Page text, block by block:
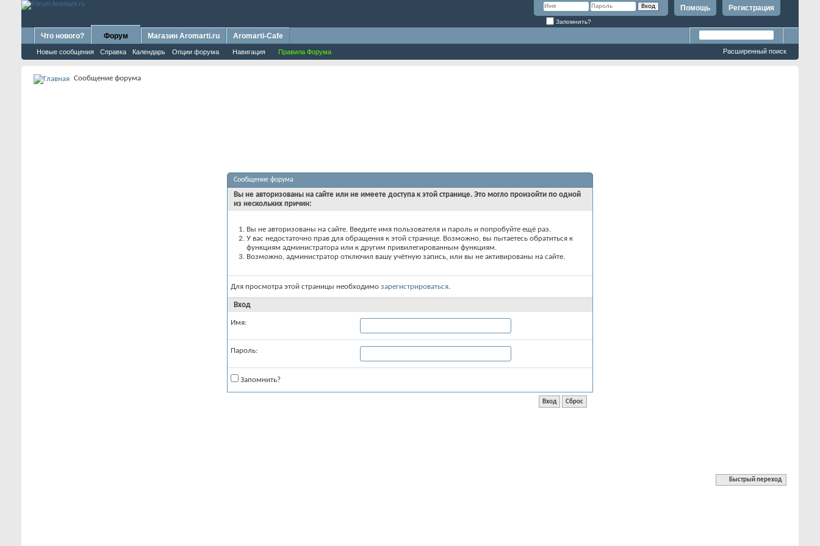
Регистрация
Помощь
Запомнить?
Что нового? Форум
Новые сообщения Справка Календарь Опции форума Навигация Правила Форума
Магазин Aromarti.ru Aromarti-Cafe
Расширенный поиск
Сообщение форума
Сообщение форума
Вы не авторизованы на сайте или не имеете доступа к этой странице. Это могло произойти по одной
из нескольких причин:
Вы не авторизованы на сайте. Введите имя пользователя и пароль и попробуйте ещё раз.
У вас недостаточно прав для обращения к этой странице. Возможно, вы пытаетесь обратиться к
функциям администратора или к другим привилегированным функциям.
Возможно, администратор отключил вашу учётную запись, или вы не активированы на сайте.
Для просмотра этой страницы необходимо зарегистрироваться.
Вход
Имя:
Пароль:
Запомнить?
Быстрый переход